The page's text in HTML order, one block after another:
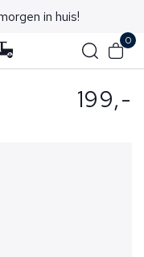
in huis!
0
199,-